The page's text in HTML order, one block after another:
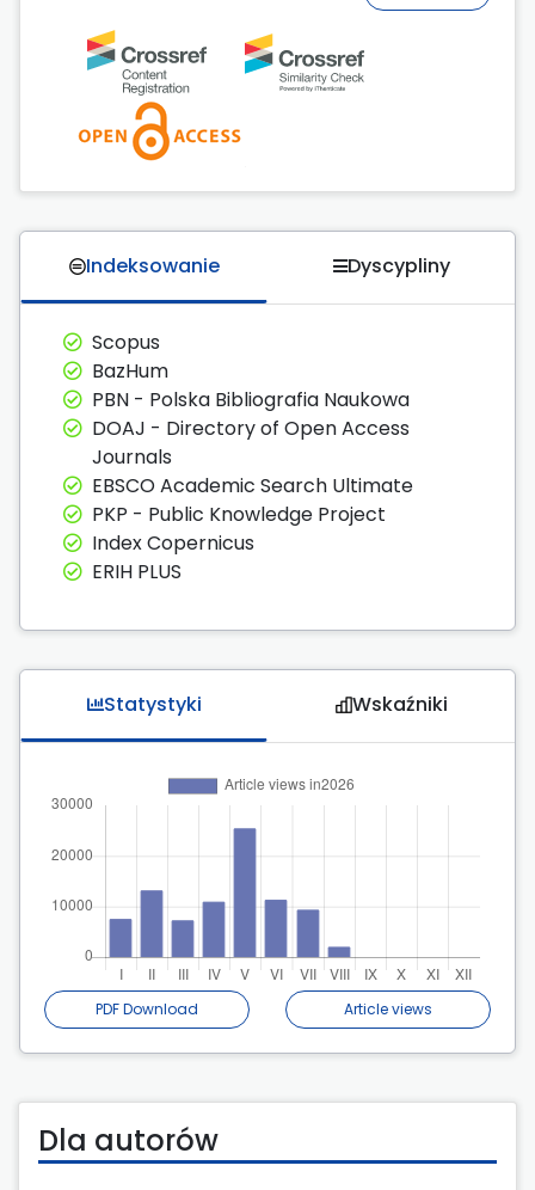
Indeksowanie Dyscypliny
Scopus
BazHum
PBN - Polska Bibliografia Naukowa
DOAJ - Directory of Open Access
Journals
EBSCO Academic Search Ultimate
PKP - Public Knowledge Project
Index Copernicus
ERIH PLUS
Statystyki Wskaźniki
PDF Download Article views
Dla autorów